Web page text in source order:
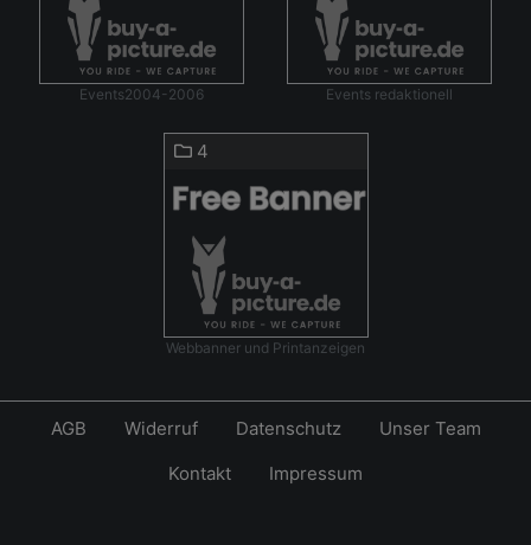
Events2004-2006 Events redaktionell
4
Webbanner und Printanzeigen
AGB Widerruf Datenschutz
Unser Team
Kontakt
Impressum